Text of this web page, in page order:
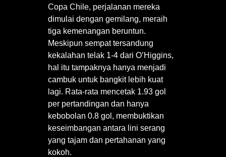
Copa Chile, perjalanan mereka
dimulai dengan gemilang, meraih
tiga kemenangan beruntun.
Meskipun sempat tersandung
kekalahan telak 1-4 dari O’Higgins,
hal itu tampaknya hanya menjadi
cambuk untuk bangkit lebih kuat
lagi. Rata-rata mencetak 1.93 gol
per pertandingan dan hanya
kebobolan 0.8 gol, membuktikan
keseimbangan antara lini serang
yang tajam dan pertahanan yang
kokoh.